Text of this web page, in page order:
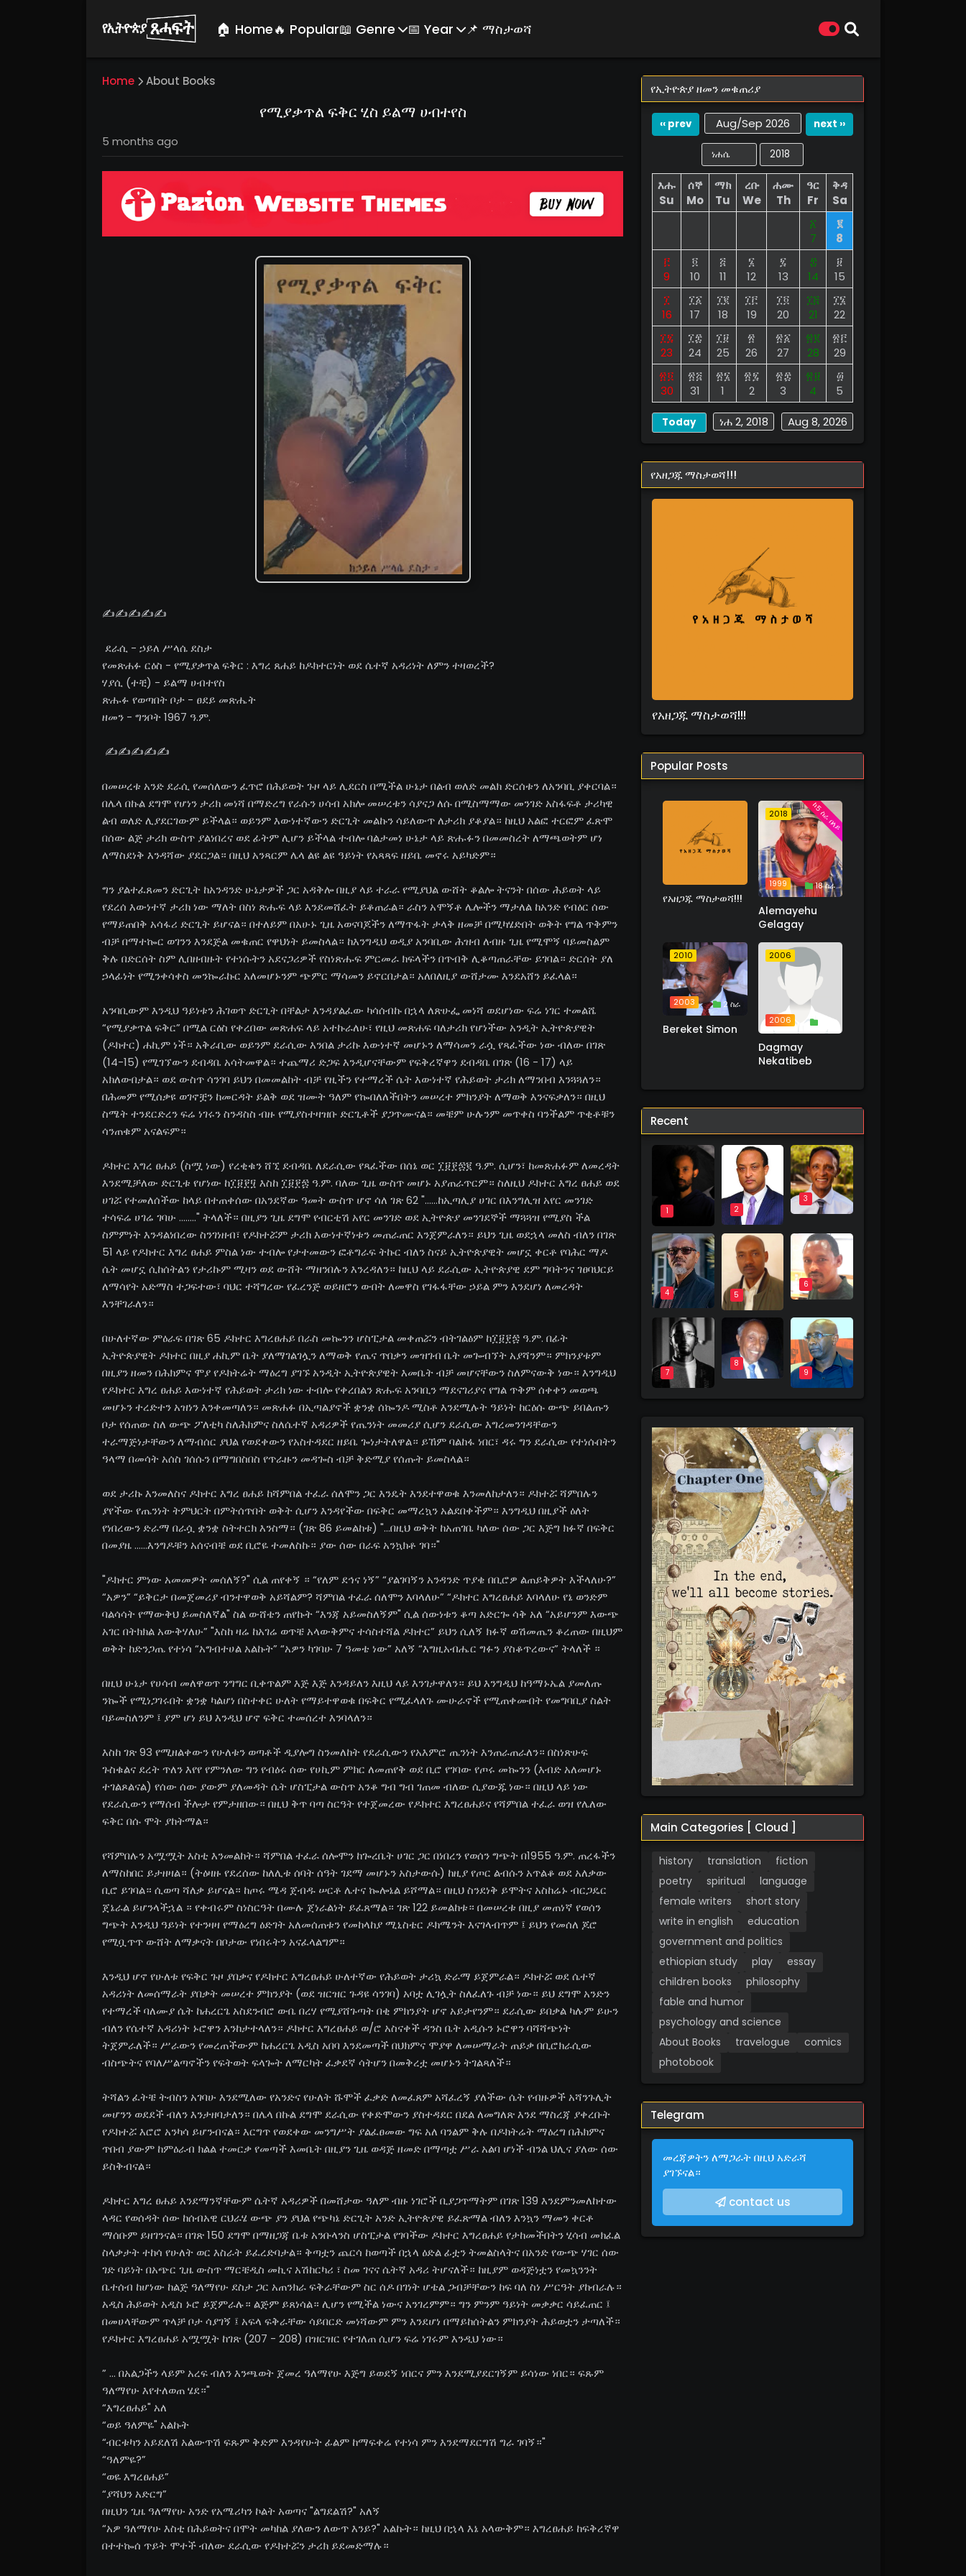
🏠 Home🔥 Popular📖 Genre 📅 Year 📌 ማስታወሻ
Home About Books
የሚያቃጥል ፍቅር ሂስ ይልማ ሀብተየስ
5 months ago
✍️✍️✍️✍️✍️
ደራሲ - ኃይለ ሥላሴ ደስታ
የመጽሐፉ ርዕስ - የሚያቃጥል ፍቅር : እግረ ጸሐይ ከዶክተርነት ወደ ሴተኛ አዳሪነት ለምን ተዛወረች?
ሃያሲ (ተቺ) - ይልማ ሀብተየስ
ጽሑፉ የወጣበት ቦታ - ፀደይ መጽሔት
ዘመን - ግንቦት 1967 ዓ.ም.
✍️✍️✍️✍️✍️
በመሠረቱ አንድ ደራሲ የመሰለውን ፈጥሮ በሕይወት ጉዞ ላይ ሊደርስ በሚችል ሁኔታ በልብ ወለድ መልክ ድርሰቱን ለአንባቢ ያቀርባል።
በሌላ በኩል ደግሞ የሆነን ታሪክ መነሻ በማድረግ የራሱን ሀሳብ አክሎ መሠረቱን ሳያናጋ ለሱ በሚስማማው መንገድ አስፋፍቶ ታሪካዊ
ልብ ወለድ ሊያደርገውም ይችላል። ወይንም እውነተኛውን ድርጊት መልኩን ሳይለውጥ ለታሪክ ያቆያል። ከዚህ አልፎ ተርፎም ፈጽሞ
በሰው ልጅ ታሪክ ውስጥ ያልነበረና ወደ ፊትም ሊሆን ይችላል ተብሎ ባልታመነ ሁኔታ ላይ ጽሑፉን በመመስረት ለማጫወትም ሆነ
ለማስደነቅ እንዳሻው ያደርጋል። በዚህ አንጻርም ሌላ ልዩ ልዩ ዓይነት የአጻጻፍ ዘይቤ መኖሩ አይካድም።
ግን ያልተፈጸመን ድርጊት ከአንዳንድ ሁኔታዎች ጋር አዳቅሎ በዚያ ላይ ተራራ የሚያህል ውሸት ቆልሎ ትናንት በሰው ሕይወት ላይ
የደረሰ እውነተኛ ታሪክ ነው ማለት በስነ ጽሑፍ ላይ እንደመሸፈት ይቆጠራል። ራስን አሞኝቶ ሌሎችን ማታለል ከአንድ የብዕር ሰው
የማይጠበቅ አሳፋሪ ድርጊት ይሆናል። በተለይም በአሁኑ ጊዜ አወናባጆችን ለማጥፋት ታላቅ ዘመቻ በሚካሄድበት ወቅት የግል ጥቅምን
ብቻ በማተኰር ወገንን እንደጅል መቁጠር የዋህነት ይመስላል። ከእንግዲህ ወዲያ አንባቢው ሕዝብ ለብዙ ጊዜ የሚሞኝ ባይመስልም
ቅሉ በድርሰት ስም ሊበዘብዙት የተነሱትን አደናጋሪዎች የስነጽሑፍ ምርመራ ክፍላችን በጥብቅ ሊቆጣጠራቸው ይገባል። ድርሰት ያለ
ኃላፊነት የሚንቀሳቀስ መንኰራኩር አለመሆኑንም ጭምር ማሳመን ይኖርበታል። አለበለዚያ ውሸታሙ እንደአሸን ይፈላል።
አንባቢውም እንዲህ ዓይነቱን ሕገወጥ ድርጊት በቸልታ እንዳያልፈው ካሳሰብኩ በኋላ ለጽሁፌ መነሻ ወደሆነው ፍሬ ነገር ተመልሼ
“የሚያቃጥል ፍቅር” በሚል ርዕስ የቀረበው መጽሐፍ ላይ አተኩራለሁ፣ የዚህ መጽሐፍ ባለታሪክ የሆነችው አንዲት ኢትዮጵያዊት
(ዶክተር) ሐኪም ነች። አቅራቢው ወይንም ደራሲው እንበል ታሪኩ እውነተኛ መሆኑን ለማሳመን ራሷ የጻፈችው ነው ብለው በገጽ
(14-15) የሚገኘውን ደብዳቤ አሳትመዋል። ተጨማሪ ድጋፍ እንዲሆናቸውም የፍቅረኛዋን ደብዳቤ በገጽ (16 - 17) ላይ
አክለውበታል። ወደ ውስጥ ሳንገባ ይህን በመመልከት ብቻ የዚችን የተማረች ሴት እውነተኛ የሕይወት ታሪክ ለማንበብ እንጓጓለን።
በሕመም የሚሰቃዩ ወገኖቿን ከመርዳት ይልቅ ወደ ዝሙት ዓለም የኰበለለችበትን መሠረተ ምክንያት ለማወቅ እንናፍቃለን። በዚህ
ስሜት ተንደርድረን ፍሬ ነገሩን ስንዳስስ ብዙ የሚያስተዛዝቡ ድርጊቶች ያጋጥሙናል። መቼም ሁሉንም መጥቀስ ባንችልም ጥቂቶቹን
ሳንጠቁም አናልፍም።
ዶክተር እግረ ፀሐይ (ስሟ ነው) የረቂቁን ሸኚ ደብዳቤ ለደራሲው የጻፈችው በሰኔ ወር ፲፱፻፷፪ ዓ.ም. ሲሆን፣ ከመጽሐፉም ለመረዳት
እንደሚቻለው ድርጊቱ የሆነው ከ፲፱፻፶ እስከ ፲፱፻፷ ዓ.ም. ባለው ጊዜ ውስጥ መሆኑ አያጠራጥርም። ስለዚህ ዶክተር እግረ ፀሐይ ወደ
ሀገሯ የተመለሰችው ከላይ በተጠቀሰው በአንደኛው ዓመት ውስጥ ሆኖ ሳለ ገጽ 62 "......ከኢጣሊያ ሀገር በእንግሊዝ አየር መንገድ
ተሳፍሬ ሀገሬ ገባሁ ........" ትላለች። በዚያን ጊዜ ደግሞ የብርቲሽ አየር መንገድ ወደ ኢትዮጵያ መንገደኞች ማጓጓዝ የሚያስ ችል
ስምምነት እንዳልነበረው ስንገነዘብ፣ የዶክተሯም ታሪክ እውነተኛነቱን መጠራጠር እንጀምራለን። ይህን ጊዜ ወደኋላ መለስ ብለን በገጽ
51 ላይ የዶክተር እግረ ፀሐይ ምስል ነው ተብሎ የታተመውን ፎቶግራፍ ትኩር ብለን ስናይ ኢትዮጵያዊት መሆኗ ቀርቶ የባሕር ማዶ
ሴት መሆኗ ሲከሰትልን የታሪኩም ሚዛን ወደ ውሸት ማዘንበሉን እንረዳለን። ከዚህ ላይ ደራሲው ኢትዮጵያዊ ደም ግባትንና ገፀባህርይ
ለማሳየት አድማስ ተጋፍተው፣ ባህር ተሻግረው የፈረንጅ ወይዘሮን ውበት ለመዋስ የገፋፋቸው ኃይል ምን እንደሆነ ለመረዳት
እንቸገራለን።
በሁለተኛው ምዕራፍ በገጽ 65 ዶክተር እግረፀሐይ በራስ መኰንን ሆስፒታል መቀጠሯን ብትገልፅም ከ፲፱፻፷ ዓ.ም. በፊት
ኢትዮጵያዊት ዶክተር በዚያ ሐኪም ቤት ያለማገልገሏን ለማወቅ የጤና ጥበቃን መዝገብ ቤት መጐብኘት አያሻንም። ምክንያቱም
በዚያን ዘመን በሕክምና ሞያ የዶክትሬት ማዕረግ ያገኙ አንዲት ኢትዮጵያዊት እመቤት ብቻ መሆናቸውን ስለምናውቅ ነው። እንግዲህ
የዶክተር እግረ ፀሐይ እውነተኛ የሕይወት ታሪክ ነው ተብሎ የቀረበልን ጽሑፍ አንባቢን ማደናገሪያና የግል ጥቅም ሰቀቀን መወጫ
መሆኑን ተረድተን አዝነን እንቀመጣለን። መጽሐፉ በኢጣልያኖች ቋንቋ ሰኰንዶ ሚስቶ እንደሚሉት ዓይነት ከርዕሱ ውጭ ይበልጡን
ቦታ የሰጠው ስለ ውጭ ፖለቲካ ስለሕክምና ስለሴተኛ አዳሪዎች የጤንነት መመሪያ ሲሆን ደራሲው እግረመንገዳቸውን
ተራማጅነታቸውን ለማብሰር ያህል የወደቀውን የአስተዳደር ዘይቤ ጐነታትለዋል። ይኸም ባልከፋ ነበር፣ ዳሩ ግን ደራሲው የተነሱበትን
ዓላማ በመሳት አሰስ ገሰሱን በማግበስበስ የጥራዙን መዳጐስ ብቻ ቅድሚያ የሰጡት ይመስላል።
ወደ ታሪኩ እንመለስና ዶክተር እግረ ፀሐይ ከሻምበል ተፈራ ሰለሞን ጋር እንዴት እንደተዋወቁ እንመለከታለን። ዶክተሯ ሻምበሉን
ያየችው የጤንነት ትምህርት በምትሰጥበት ወቅት ሲሆን እንዳየችው በፍቅር መማረኳን አልደበቀችም። እንግዲህ በዚያች ዕለት
የነበረውን ድራማ በራሷ ቋንቋ ስትተርክ እንስማ። (ገጽ 86 ይመልከቱ) "...በዚህ ወቅት ከአጠገቤ ካለው ሰው ጋር እጅግ ክፉኛ በፍቅር
በመያዜ ......እንግዶቹን አሰናብቼ ወደ ቢሮዬ ተመለስኩ። ያው ሰው በራፍ አንኳክቶ ገባ።"
"ዶክተር ምነው አመመዎት መሰለኝ?" ሲል ጠየቀኝ ። “የለም ደኅና ነኝ” “ያልገባኝን አንዳንድ ጥያቄ በቢሮዎ ልጠይቅዎት እችላለሁ?”
“አዎን” “ይቅርታ በመጀመሪያ ብንተዋወቅ አይሻልም? ሻምበል ተፈራ ሰለሞን እባላለሁ” “ዶክተር እግረፀሐይ እባላለሁ የኔ ወንድም
ባልሳሳት የማውቅህ ይመስለኛል" ስል ውሸቴን ጠየኩት “እንጃ አይመስለኝም" ሲል ሰውነቱን ቆጣ አድርጐ ሳቅ አለ “አይሆንም እውጭ
አገር በትክክል አውቅሃለሁ” "እስከ ዛሬ ከአገሬ ወጥቼ አላውቅምና ተሳስተሻል ዶክተር” ይህን ሲለኝ ክፉኛ ወሽመጤን ቆረጠው በዚህም
ወቅት ከድንጋጤ የተነሳ “አግብተሀል አልኩት” “አዎን ካገባሁ 7 ዓመቴ ነው” አለኝ “እግዚአብሔር ግፉን ያስቆጥረውና” ትላለች ።
በዚህ ሁኔታ የሀሳብ መለዋወጥ ንግግር ቢቀጥልም እጅ እጅ እንዳይለን እዚህ ላይ እንገታዋለን። ይህ እንግዲህ ከዓማኑኤል ያመለጡ
ንኰች የሚነጋገሩበት ቋንቋ ካልሆነ በስተቀር ሁለት የማይተዋወቁ በፍቅር የሚፈላለጉ ሙሁራኖች የሚጠቀሙበት የመግባቢያ ስልት
ባይመስለንም ፤ ያም ሆነ ይህ እንዲህ ሆኖ ፍቅር ተመሰረተ እንባላለን።
እስከ ገጽ 93 የሚዘልቀውን የሁለቱን ወጣቶች ዲያሎግ ስንመለከት የደራሲውን የአእምሮ ጤንነት እንጠራጠራለን። በስነጽሁፍ
ጉስቁልና ደረት ጥለን እየየ የምንለው ግን የብዕሩ ሰው የሀኪም ምክር ለመጠየቅ ወደ ቢሮ የገባው የጦሩ መኰንን (እብድ አለመሆኑ
ተገልጾልናል) የሰው ሰው ያውም ያለመዳት ሴት ሆስፒታል ውስጥ አንቆ ግብ ግብ ገጠመ ብለው ሲያውጁ ነው። በዚህ ላይ ነው
የደራሲውን የማሰብ ችሎታ የምታዘበው። በዚህ ቅጥ ባጣ ስርዓት የተጀመረው የዶክተር እግረፀሐይና የሻምበል ተፈራ ወዝ የሌለው
ፍቅር በሱ ሞት ያከትማል።
የሻምበሉን አሟሟት እስቲ እንመልከት። ሻምበል ተፈራ ሰሎሞን ከጐረቤት ሀገር ጋር በነበረን የወሰን ግጭት በ1955 ዓ.ም. ጠረፋችን
ለማስከበር ይታዘዛል። (ትዕዛዙ የደረሰው ከለሊቱ ሰባት ሰዓት ገደማ መሆኑን አስታውሱ) ከዚያ የጦር ልብሱን አጥልቆ ወደ አለቃው
ቢሮ ይገባል። ሲወጣ ሻለቃ ይሆናል። ከጦሩ ሜዳ ጀብዱ ሠርቶ ሌተና ኰሎኔል ይሾማል። በዚህ ስንደነቅ ይሞትና አስከሬኑ ብርጋዴር
ጀኔራል ይሆንላችኋል ። የቀብሩም ስነስርዓት በሙሉ ጀነራልነት ይፈጸማል። ገጽ 122 ይመልከቱ። በመሠረቱ በዚያ መጠነኛ የወሰን
ግጭት እንዲህ ዓይነት የተንዛዛ የማዕረግ ዕድገት አለመሰጠቱን የመከላከያ ሚኒስቴር ዶክሜንት እናገላብጥም ፤ ይህን የመሰለ ጆሮ
የሚቧጥጥ ውሸት ለማቃናት በቦታው የነበሩትን አናፈላልግም።
እንዲህ ሆኖ የሁለቱ የፍቅር ጉዞ ያበቃና የዶክተር እግረፀሐይ ሁለተኛው የሕይወት ታሪኳ ድራማ ይጀምራል። ዶክተሯ ወደ ሴተኛ
አዳሪነት ለመሰማራት ያበቃት መሠረተ ምክንያት (ወደ ዝርዝር ጉዳዩ ሳንገባ) አባቷ ሊገሏት ስለፈለጉ ብቻ ነው። ይህ ደግሞ አንድን
የተማረች ባለሙያ ሴት ከሐረርጌ አስደንብሮ ውቤ በረሃ የሚያሸጉጣት በቂ ምክንያት ሆኖ አይታየንም። ደራሲው ይበቃል ካሉም ይሁን
ብለን የሴተኛ አዳሪነት ኑሮዋን እንከታተላለን። ዶክተር እግረፀሐይ ወ/ሮ አስናቀች ዳንስ ቤት አዲሱን ኑሮዋን ባሻሻጭነት
ትጀምራለች። ሥራውን የመረጠችውም ከሐረርጌ አዲስ አበባ እንደመጣች በህክምና ሞያዋ ለመሠማራት ጠይቃ በቢሮክራሲው
ብስጭትና የባለሥልጣኖችን የፍትወት ፍላጐት ለማርካት ፈቃደኛ ሳትሆን በመቅረቷ መሆኑን ትገልጻለች።
ትሻልን ፈትቼ ትብስን አገባሁ እንደሚለው የአንድና የሁለት ሹሞች ፈቃድ ለመፈጸም አሻፈረኝ ያለችው ሴት የብዙዎች አሻንጉሊት
መሆንን ወደደች ብለን እንታዘባታለን። በሌላ በኩል ደግሞ ደራሲው የቀድሞውን ያስተዳደር በደል ለመግለጽ እንደ ማስረጃ ያቀረቡት
የዶክተሯ እሮሮ አንካሳ ይሆንብናል። እርግጥ የወደቀው መንግሥት ያልፈፀመው ግፍ አለ ባንልም ቅሉ በዶክትሬት ማዕረግ በሕክምና
ጥበብ ያውም ከምዕራብ ክልል ተመርቃ የመጣች እመቤት በዚያን ጊዜ ወዳጅ ዘመድ በማጣቷ ሥራ አልባ ሆነች ብንል ህሊና ያለው ሰው
ይስቅብናል።
ዶክተር እግረ ፀሐይ እንደማንኛቸውም ሴትኛ አዳሪዎች በመሸታው ዓለም ብዙ ነገሮች ቢያጋጥማትም በገጽ 139 እንደምንመለከተው
ላዳር የወሰዳት ሰው ከሰብአዊ ርህራሄ ውጭ ያን ያህል የጭካኔ ድርጊት አንድ ኢትዮጵያዊ ይፈጽማል ብለን እንኳን ማመን ቀርቶ
ማሰቡም ይዘገንናል። በገጽ 150 ደግሞ በማዘጋጃ ቤቱ አንቡላንስ ሆስፒታል የገባችው ዶክተር እግረፀሐይ የታከመችበትን ሂሳብ መክፈል
ስላቃታት ተከሳ የሁለት ወር እስራት ይፈረድባታል። ቅጣቷን ጨርሳ ከወጣች በኋላ ዕድል ፊቷን ትመልስላትና በአንድ የውጭ ሃገር ሰው
ገድ ባይነት በአጭር ጊዜ ውስጥ ማርቼዲስ መኪና አሽከርካሪ ፣ ስመ ገናና ሴትኛ አዳሪ ትሆናለች። ከዚያም ወዳጅነቷን የመኳንንት
ቤተሰብ ከሆነው ከልጅ ዓለማየሁ ደስታ ጋር አጠንክራ ፍቅራቸውም ስር ሰዶ በገነት ሆቴል ጋብቻቸውን ከፍ ባለ ስነ ሥርዓት ያከብራሉ።
አዲስ ሕይወት አዲስ ኑሮ ይጀምራሉ። ልጅም ይጸነሳል። ሊሆን የሚችል ነውና አንገረምም። ግን ምንም ዓይነት መቃቃር ሳይፈጠር ፤
በመሀላቸውም ጥላቻ ቦታ ሳያገኝ ፤ አፍላ ፍቅራቸው ሳይበርድ መነሻውም ምን እንደሆነ በማይከሰትልን ምክንያት ሕይወቷን ታጣለች።
የዶክተር እግረፀሐይ አሟሟት ከገጽ (207 - 208) በዝርዝር የተገለጠ ሲሆን ፍሬ ነገሩም እንዲህ ነው።
” ... በአልጋችን ላይም አረፍ ብለን እንጫወት ጀመረ ዓለማየሁ እጅግ ይወደኝ ነበርና ምን እንደሚያደርገኝም ይሳነው ነበር። ፍጹም
ዓለማየሁ እየተለወጠ ሄደ።"
“እግረፀሐይ" አለ
“ወይ ዓለምዬ" አልኩት
“ብርቱካን አይደለሽ አልውጥሽ ፍጹም ቅድም እንዳየሁት ፊልም ከማፍቀሬ የተነሳ ምን እንደማደርግሽ ግራ ገባኝ።"
“ዓለምዬ?”
“ወዬ እግረፀሐይ”
“ያሻህን አድርግ”
በዚህን ጊዜ ዓለማየሁ አንድ የአሜሪካን ኮልት አወጣና "ልግደልሽ?" አለኝ
“አዎ ዓለማየሁ እስቲ በሕይወትና በሞት መካከል ያለውን ለውጥ እንይ?" አልኩት። ከዚህ በኋላ እኔ አላውቅም። እግረፀሐይ ከፍቅረኛዋ
በተተኰሰ ጥይት ሞተች ብለው ደራሲው የዶክተሯን ታሪክ ይደመድማሉ።
የኢትዮጵያ ዘመን መቁጠሪያ
‹‹ prev Aug/Sep 2026 next ››
እሑ
Su
ሰኞ
Mo
ማክ
Tu
ረቡ
We
ሐሙ
Th
ዓር
Fr
ቅዳ
Sa
፩
7
፪
8
፫
9
፬
10
፭
11
፮
12
፯
13
፰
14
፱
15
፲
16
፲፩
17
፲፪
18
፲፫
19
፲፬
20
፲፭
21
፲፮
22
፲፯
23
፲፰
24
፲፱
25
፳
26
፳፩
27
፳፪
28
፳፫
29
፳፬
30
፳፭
31
፳፮
1
፳፯
2
፳፰
3
፳፱
4
፴
5
Aug 8, 2026
ነሐ 2, 2018
Today
የአዘጋጁ ማስታወሻ!!!
የአዘጋጁ ማስታወሻ!!!
Popular Posts
የአዘጋጁ ማስታወሻ!!!
2018
1999 18 ስራ
ከ5 ስራ በላይ
Alemayehu
Gelagay
2010
2003 2 ስራ
Bereket Simon
2006
2006 1 ስራ
Dagmay
Nekatibeb
Recent
1 2
3
4 5
6
7
8
9
Main Categories [ Cloud ]
history translation
fiction
poetry
spiritual
language
female writers
short story
write in english
education
government and politics
ethiopian study
play
essay
children books
philosophy
fable and humor
psychology and science
About Books
travelogue
comics
photobook
Telegram
መረጃዎትን ለማጋራት በዚህ አድራሻ
ያገኙናል።
contact us